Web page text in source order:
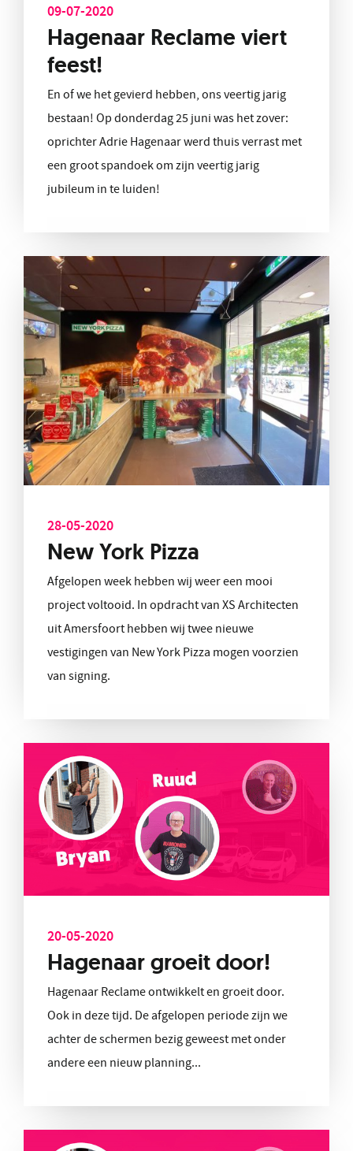
09-07-2020
Hagenaar Reclame viert
feest!
En of we het gevierd hebben, ons veertig jarig
bestaan! Op donderdag 25 juni was het zover:
oprichter Adrie Hagenaar werd thuis verrast met
een groot spandoek om zijn veertig jarig
jubileum in te luiden!
28-05-2020
New York Pizza
Afgelopen week hebben wij weer een mooi
project voltooid. In opdracht van XS Architecten
uit Amersfoort hebben wij twee nieuwe
vestigingen van New York Pizza mogen voorzien
van signing.
20-05-2020
Hagenaar groeit door!
Hagenaar Reclame ontwikkelt en groeit door.
Ook in deze tijd. De afgelopen periode zijn we
achter de schermen bezig geweest met onder
andere een nieuw planning...